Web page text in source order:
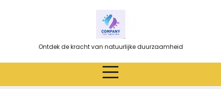
Ontdek de kracht van natuurlijke duurzaamheid